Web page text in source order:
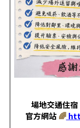
場地交通住
官方網站🌈